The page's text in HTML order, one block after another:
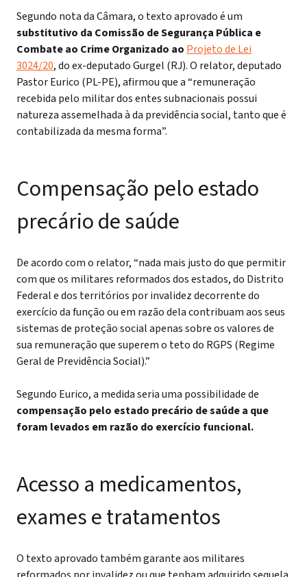
Segundo nota da Câmara, o texto aprovado é um
substitutivo da Comissão de Segurança Pública e
Combate ao Crime Organizado ao Projeto de Lei
3024/20, do ex-deputado Gurgel (RJ). O relator, deputado
Pastor Eurico (PL-PE), afirmou que a “remuneração
recebida pelo militar dos entes subnacionais possui
natureza assemelhada à da previdência social, tanto que é
contabilizada da mesma forma”.
Compensação pelo estado
precário de saúde
De acordo com o relator, “nada mais justo do que permitir
com que os militares reformados dos estados, do Distrito
Federal e dos territórios por invalidez decorrente do
exercício da função ou em razão dela contribuam aos seus
sistemas de proteção social apenas sobre os valores de
sua remuneração que superem o teto do RGPS (Regime
Geral de Previdência Social).”
Segundo Eurico, a medida seria uma possibilidade de
compensação pelo estado precário de saúde a que
foram levados em razão do exercício funcional.
Acesso a medicamentos,
exames e tratamentos
O texto aprovado também garante aos militares